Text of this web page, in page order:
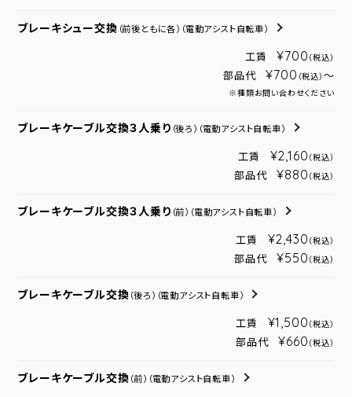
ブレーキシュー交換 （前後ともに各） （電動アシスト自転車）
工賃 ¥700 （税込）
部品代 ¥700 （税込） ～
※種類お問い合わせください
ブレーキケーブル交換３人乗り （後ろ） （電動アシスト自転車）
工賃 ¥2,160 （税込）
部品代 ¥880 （税込）
ブレーキケーブル交換３人乗り （前） （電動アシスト自転車）
工賃 ¥2,430 （税込）
部品代 ¥550 （税込）
ブレーキケーブル交換 （後ろ） （電動アシスト自転車）
工賃 ¥1,500 （税込）
部品代 ¥660 （税込）
ブレーキケーブル交換 （前） （電動アシスト自転車）